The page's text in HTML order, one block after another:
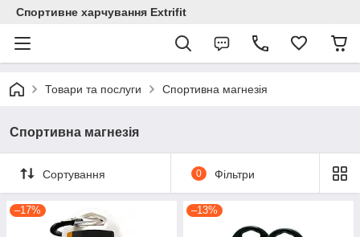
Спортивне харчування Extrifit
Товари та послуги Спортивна магнезія
Спортивна магнезія
Сортування 0 Фільтри
–17% –13%